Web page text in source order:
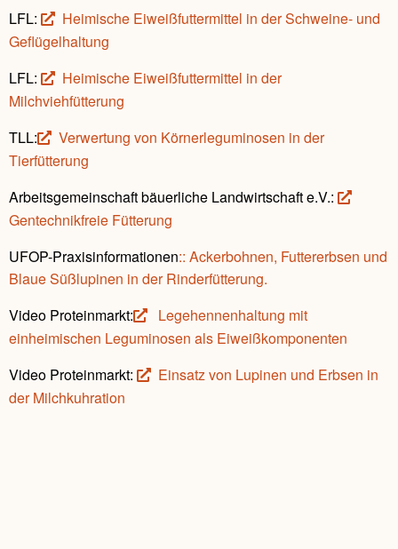
LFL:
Heimische Eiweißfuttermittel in der Schweine- und
Geflügelhaltung
LFL:
Heimische Eiweißfuttermittel in der
Milchviehfütterung
TLL:
Verwertung von Körnerleguminosen in der
Tierfütterung
Arbeitsgemeinschaft bäuerliche Landwirtschaft e.V.:
Gentechnikfreie Fütterung
UFOP-Praxisinformationen:: Ackerbohnen, Futtererbsen und
Blaue Süßlupinen in der Rinderfütterung.
Video Proteinmarkt:
Legehennenhaltung mit
einheimischen Leguminosen als Eiweißkomponenten
Video Proteinmarkt:
Einsatz von Lupinen und Erbsen in
der Milchkuhration